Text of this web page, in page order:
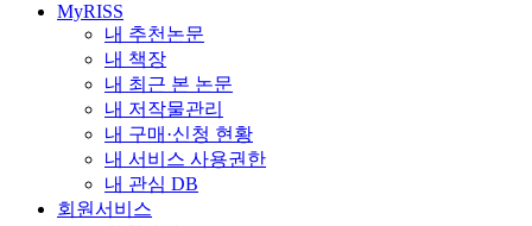
MyRISS
내 추천논문
내 책장
내 최근 본 논문
내 저작물관리
내 구매·신청 현황
내 서비스 사용권한
내 관심 DB
회원서비스